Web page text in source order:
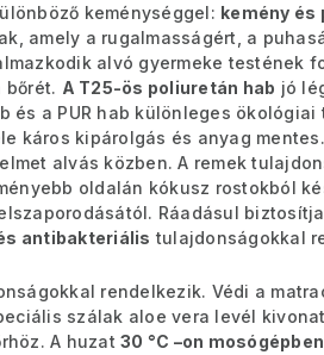
keménységgel: kemény és
amely a rugalmasságért, a
alvó gyermeke testének
bőrét. A T25-ös poliuretán hab jó
és a PUR hab különleges
káros kipárolgás és anyag
alvás közben.A remek
oldalán kókusz rostokból
Ráadásul
antibakteriális tulajdonságokkal
rendelkezik. Védi a
szálak aloe vera levél
A huzat 30 °C –on